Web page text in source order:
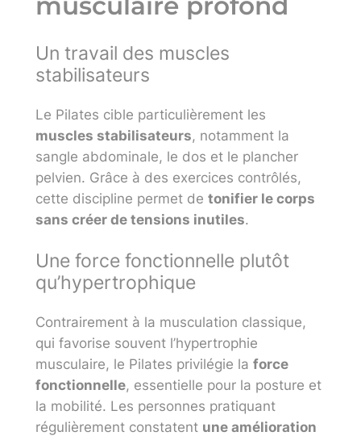
Un travail des muscles
stabilisateurs
Le Pilates cible particulièrement les
muscles stabilisateurs, notamment la
sangle abdominale, le dos et le plancher
pelvien. Grâce à des exercices contrôlés,
cette discipline permet de tonifier le corps
sans créer de tensions inutiles.
Une force fonctionnelle plutôt
qu’hypertrophique
Contrairement à la musculation classique,
qui favorise souvent l’hypertrophie
musculaire, le Pilates privilégie la force
fonctionnelle, essentielle pour la posture et
la mobilité. Les personnes pratiquant
régulièrement constatent une amélioration